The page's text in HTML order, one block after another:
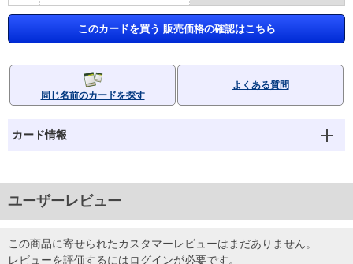
このカードを買う 販売価格の確認はこちら
同じ名前のカードを探す
よくある質問
カード情報
ユーザーレビュー
この商品に寄せられたカスタマーレビューはまだありません。
レビューを評価するにはログインが必要です。